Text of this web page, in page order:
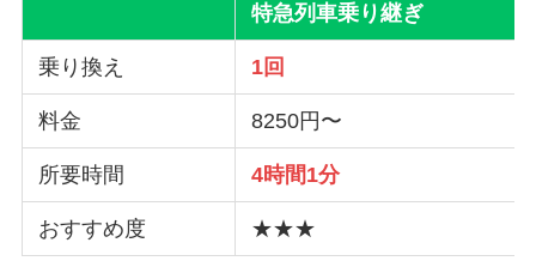
特急列車乗り継ぎ
乗り換え 1回
料金 8250円〜
所要時間 4時間1分
おすすめ度 ★★★